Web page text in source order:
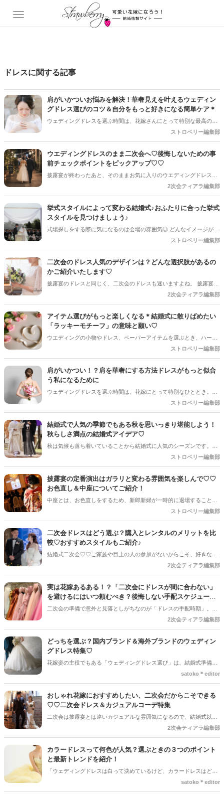
ドレスに関する記事
肩がいかついお悩みを解決！華奢見えを叶えるウェディン
グドレス選びのコツ＆自分をもっと好きになる簡単ケア＊
ウェディングドレスを選ぶ時間は、花嫁さんにとって特別な最高のひ
ととき。でも、ふと試着室の鏡を見たときに「なんだか肩がいかつく
肩幅やデコルテの印象はドレスのシルエットを大きく左右するため、
「もう少し華奢だったらドレスが似合うのに…」と悩むプレ花嫁さん
の声はとっても多いんです。でも、決して落ち込む必要はありませ
ん！ちょっとしたドレス選びの工夫やセルフケアを取り入れるだけ
で、肩まわりの印象は驚くほどガラリと変わります＊
ストロベリー編集部
ウエディングドレスのまま二次会へ♡後悔しないための事
前チェックポイントをピックアップ♡♡
披露宴が終わったあと、そのままお気に入りのウエディングドレスで
二次会へ参加したい♡そんな花嫁さんも多いのではないでしょうか＊
んに向けて、後悔しないためのチェックポイントをご紹介します♡
2次会ティアラ編集部
挙式スタイルによって変わる結婚式♪おふたりに合った挙式
スタイルを見つけましょう♪
式場探しをする際に気になるのは会場の雰囲気◎ どんなイメージが良
いか、こだわりの装飾があるか、好みはそれぞれですね。 定番ですが
会場やガーデンウエディングなどを選ぶ方が多いです。教会での挙式
の他にも挙式スタイルは色々あります！この記事では執り行われてい
る挙式スタイルについてご紹介しますね♪
ストロベリー編集部
二次会のドレス人気のデザインは？どんな選択肢があるの
かご紹介いたします♡
披露宴のドレスと同じく、二次会のドレスも迷いますよね。 披露宴と
異なるカジュアルな雰囲気に仕上げたり、二次会からの参加者が多い
あるのかご紹介♡
2次会ティアラ編集部
アイテム選びがもっと楽しくなる＊結婚式に散りばめたい
「ラッキーモチーフ」の意味と願い♡
ウエディングの小物やドレス、ペーパーアイテムを選ぶとき、ハート
やリボン、星などのデザインに自然と目が留まることはありません
伝わる「特別な意味や願い」が込められているんです。今回は、結婚
式という最高の節目にふさわしい、ハッピーなラッキーモチーフとそ
の意味をご紹介します。おふたりの願いにぴったりのモチーフを見つ
けてみてくださいね＊
ストロベリー編集部
肩がいかつい！？肩を華奢にする方法ドレスがもっと似合
う私になるために
ウェディングドレスを選ぶ時間は、花嫁にとって特別なひととき。で
も、ふと鏡を見たときに「肩がいかつく見えるかも…」と不安を感じ
めの具体的な方法や、ドレス選びのポイント、自宅でできる簡単なエ
クササイズまで、優しく丁寧にご紹介します。あなたらしく、美しく
輝く一日を迎えるために、ぜひ参考にしてくださいね。
ストロベリー編集部
結婚式で人気の季節でもある秋を思いっきり堪能しよう！
秋らしさ満点の結婚式アイデア♡
秋は気候も落ち着いていることから結婚式に人気のシーズンです。だ
からこそウェディングケーキやドレスで季節をアピールしませんか？
紹介します＊
ストロベリー編集部
披露宴の定番演出はガラリと変わる雰囲気を楽しんで♡♡
お色直し＆中座についてご紹介！
中座とは、お色直しをするため、新郎新婦が一時的に退場すること。
この時には、ゲストの中からエスコート役を選び、その方と会場を後
いて解説します。
ストロベリー編集部
二次会ドレスはどう選ぶ？購入とレンタルのメリットを比
較♡おすすめスタイルもご紹介♪
結婚式二次会♡♡ご家族や目上の人の参加がないからこそ、好きなド
レスでおしゃれに決めませんか♡♡ 今回は二次会におすすめなドレス
ックアップします＊
2次会ティアラ編集部
実は花嫁あるある！？「二次会にドレスが間に合わない」
を避けるにはいつ頼むべき？後悔しない手配スケジュール
の立て方◎
二次会の準備で意外と見落としがちなのが「ドレスの手配時期」。ネ
ット注文で「届かない!?」「サイズが合わない！」なんて声もちらほ
おきましょう♡
2次会ティアラ編集部
どっちを選ぶ？国内ブランド＆海外ブランドのウェディン
グドレス特集♡
花嫁姿の主役でもある「ウェディングドレス選び」は、結婚式準備の
中でもビッグイベント♡でもいざ探し始めてみると…、「海外ブラン
し…」「そもそも、何がどう違うの？」「他のプレ花嫁たちは、どっ
ちを選んでいるのかな？」と、悩んでしまうプレ花嫁も多いのではな
いでしょうか＊そこで今回の記事では、国内ブランドと海外ブランド
のおすすめブランド、人気の傾向まで、分かりやすく解説！ぜひチェ
satoko＊editor
おしゃれ花嫁におすすめしたい、二次会だからこそできる
♡♡二次会ドレス＆カジュアルコーデ特集
二次会は披露宴とは違いカジュアルな雰囲気になるので、結婚式以上
に[自分らしい]コーディネートを採用できます♡♡ おしゃれ度高めな
2次会ティアラ編集部
カラードレスって何色が人気？選ぶときの３つのポイント
と最新トレンドを紹介！
「ウェディングドレスは白って決めているけど、カラードレスはどう
しよう…」「他の花嫁さん達はどんな色を選んでいるのかな？」な
satoko＊editor